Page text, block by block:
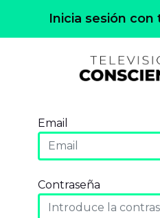
Inicia sesión
Email
Contraseña